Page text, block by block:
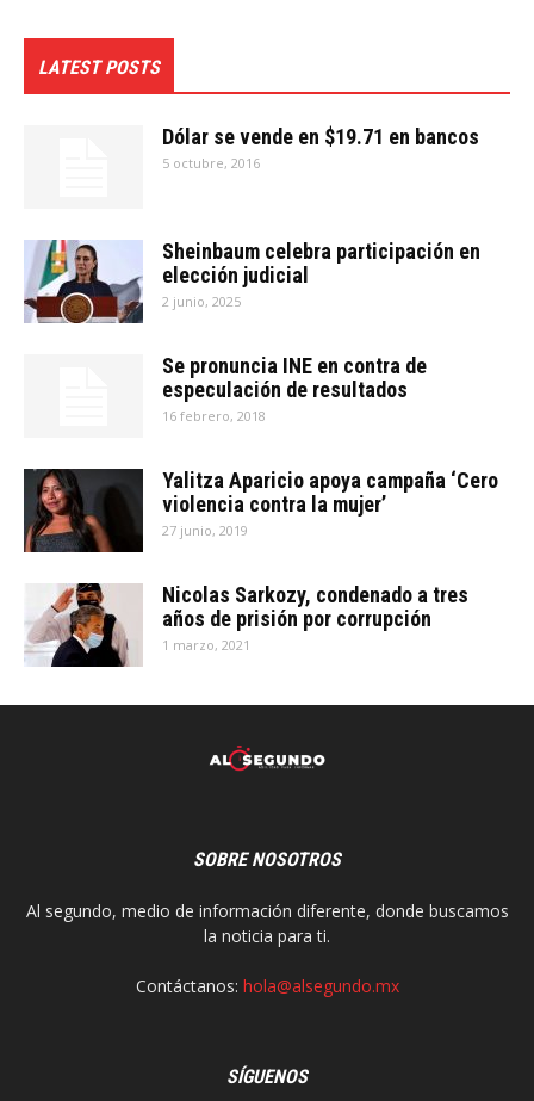
LATEST POSTS
Dólar se vende en $19.71 en bancos
5 octubre, 2016
Sheinbaum celebra participación en
elección judicial
2 junio, 2025
Se pronuncia INE en contra de
especulación de resultados
16 febrero, 2018
Yalitza Aparicio apoya campaña ‘Cero
violencia contra la mujer’
27 junio, 2019
Nicolas Sarkozy, condenado a tres
años de prisión por corrupción
1 marzo, 2021
SOBRE NOSOTROS
Al segundo, medio de información diferente, donde buscamos
la noticia para ti.
Contáctanos: hola@alsegundo.mx
SÍGUENOS